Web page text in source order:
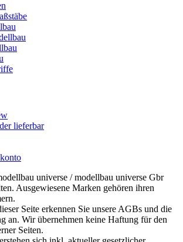
lieferbar
universe / modellbau universe Gbr
Ausgewiesene Marken gehören ihren
Seite erkennen Sie unsere AGBs und die
an. Wir übernehmen keine Haftung für den
Seiten.